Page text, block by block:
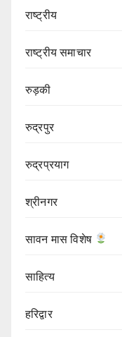
राष्ट्रीय
राष्ट्रीय समाचार
रुड़की
रुद्रपुर
रुद्रप्रयाग
श्रीनगर
सावन मास विशेष
साहित्य
हरिद्वार